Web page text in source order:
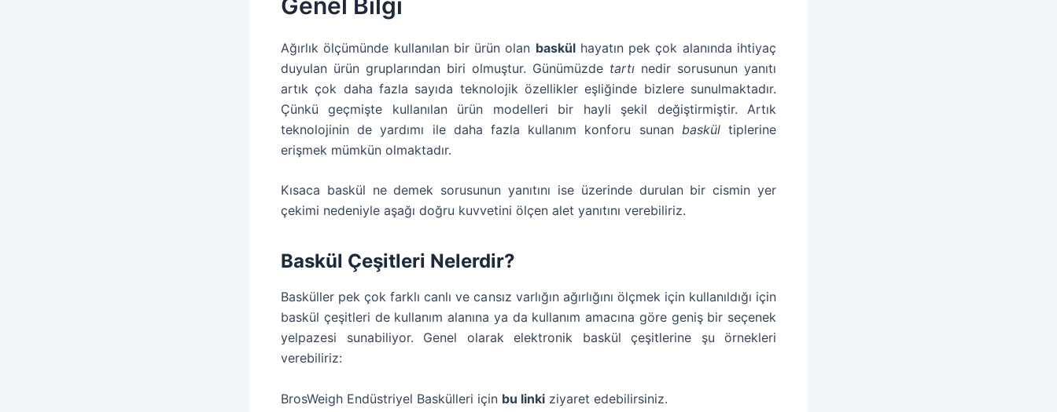
Ağırlık ölçümünde kullanılan bir ürün olan baskülhayatın pek çok alanında ihtiyaç
duyulan ürün gruplarından biri olmuştur. Günümüzde tartı nedir sorusunun yanıtı
artık çok daha fazla sayıda teknolojik özellikler eşliğinde bizlere sunulmaktadır.
Çünkü geçmişte kullanılan ürün modelleri bir hayli şekil değiştirmiştir. Artık
teknolojinin de yardımı ile daha fazla kullanım konforu sunan baskültiplerine
erişmek mümkün olmaktadır.
Kısaca baskül ne demek sorusunun yanıtını ise üzerinde durulan bir cismin yer
çekimi nedeniyle aşağı doğru kuvvetini ölçen alet yanıtını verebiliriz.
Baskül Çeşitleri Nelerdir?
Basküller pek çok farklı canlı ve cansız varlığın ağırlığını ölçmek için kullanıldığı için
baskül çeşitleri de kullanım alanına ya da kullanım amacına göre geniş bir seçenek
yelpazesi sunabiliyor. Genel olarak elektronik baskül çeşitlerine şu örnekleri
verebiliriz:
BrosWeigh Endüstriyel Baskülleri için bu linki ziyaret edebilirsiniz.